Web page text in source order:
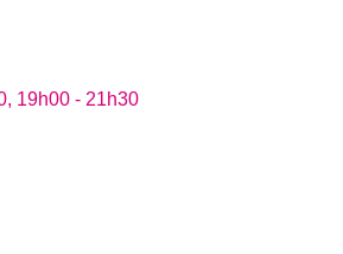
19h00 - 21h30